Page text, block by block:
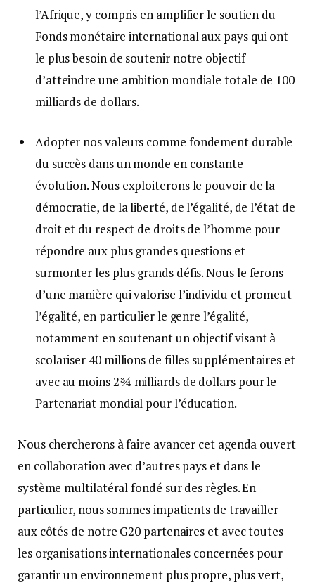
l’Afrique, y compris en amplifier le soutien du
Fonds monétaire international aux pays qui ont
le plus besoin de soutenir notre objectif
d’atteindre une ambition mondiale totale de 100
milliards de dollars.
Adopter nos valeurs comme fondement durable
du succès dans un monde en constante
évolution. Nous exploiterons le pouvoir de la
démocratie, de la liberté, de l’égalité, de l’état de
droit et du respect de droits de l’homme pour
répondre aux plus grandes questions et
surmonter les plus grands défis. Nous le ferons
d’une manière qui valorise l’individu et promeut
l’égalité, en particulier le genre l’égalité,
notamment en soutenant un objectif visant à
scolariser 40 millions de filles supplémentaires et
avec au moins 2¾ milliards de dollars pour le
Partenariat mondial pour l’éducation.
Nous chercherons à faire avancer cet agenda ouvert
en collaboration avec d’autres pays et dans le
système multilatéral fondé sur des règles. En
particulier, nous sommes impatients de travailler
aux côtés de notre G20 partenaires et avec toutes
les organisations internationales concernées pour
garantir un environnement plus propre, plus vert,